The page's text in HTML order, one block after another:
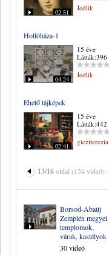
02:51
Jedlik
Hollóháza-1
04:24
15 éve
Látták:396
Jedlik
Ehető tájképek
02:41
15 éve
Látták:442
gicziterezia
13/16oldal (124 videó)
Borsod-Abaúj
Zemplén megyei
templomok,
várak, kastélyok
30 videó